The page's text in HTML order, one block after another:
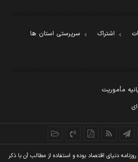
اشتراک
سرپرستی استان ها
مأموریت
دنيای اقتصاد بوده و استفاده از مطالب آن با ذکر